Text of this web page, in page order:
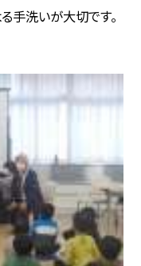
手洗いが大切です。